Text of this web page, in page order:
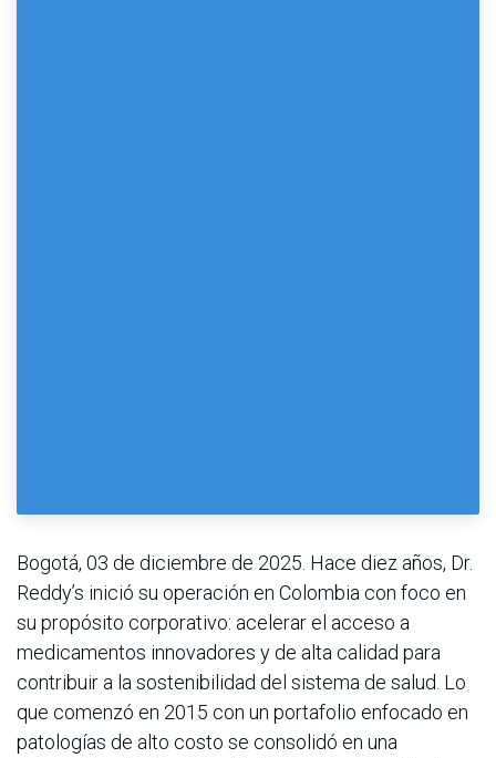
Bogotá, 03 de diciembre de 2025. Hace diez años, Dr.
Reddy’s inició su operación en Colombia con foco en
su propósito corporativo: acelerar el acceso a
medicamentos innovadores y de alta calidad para
contribuir a la sostenibilidad del sistema de salud. Lo
que comenzó en 2015 con un portafolio enfocado en
patologías de alto costo se consolidó en una